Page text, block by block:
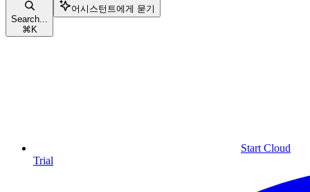
Search...
⌘ K
어시스턴트에게 묻기
Start Cloud
Trial